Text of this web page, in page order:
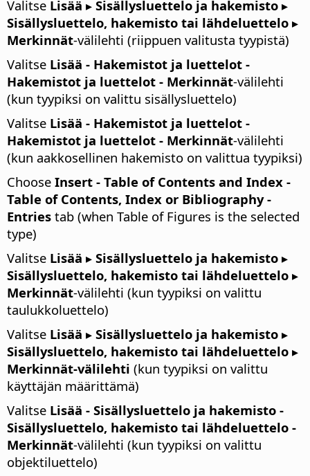
Valitse Lisää ▸ Sisällysluettelo ja hakemisto ▸
Sisällysluettelo, hakemisto tai lähdeluettelo ▸
Merkinnät-välilehti (riippuen valitusta tyypistä)
Valitse Lisää - Hakemistot ja luettelot -
Hakemistot ja luettelot - Merkinnät-välilehti
(kun tyypiksi on valittu sisällysluettelo)
Valitse Lisää - Hakemistot ja luettelot -
Hakemistot ja luettelot - Merkinnät-välilehti
(kun aakkosellinen hakemisto on valittua tyypiksi)
Choose Insert - Table of Contents and Index -
Table of Contents, Index or Bibliography -
Entries tab (when Table of Figures is the selected
type)
Valitse Lisää ▸ Sisällysluettelo ja hakemisto ▸
Sisällysluettelo, hakemisto tai lähdeluettelo ▸
Merkinnät-välilehti (kun tyypiksi on valittu
taulukkoluettelo)
Valitse Lisää ▸ Sisällysluettelo ja hakemisto ▸
Sisällysluettelo, hakemisto tai lähdeluettelo ▸
Merkinnät-välilehti (kun tyypiksi on valittu
käyttäjän määrittämä)
Valitse Lisää - Sisällysluettelo ja hakemisto -
Sisällysluettelo, hakemisto tai lähdeluettelo -
Merkinnät-välilehti (kun tyypiksi on valittu
objektiluettelo)